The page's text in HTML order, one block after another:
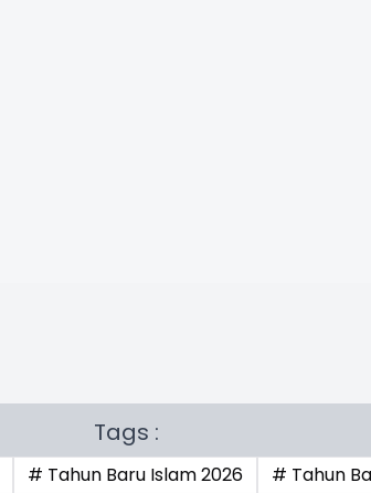
Tags :
# Tahun Baru Islam 2026
# Tahun